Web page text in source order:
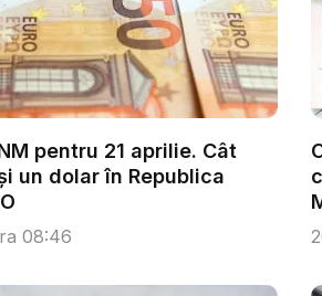
pentru 21 aprilie. Cât
un dolar în Republica
08:46